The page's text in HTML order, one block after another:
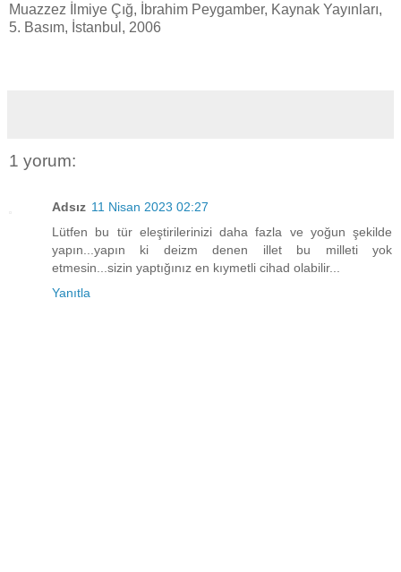
Muazzez İlmiye Çığ, İbrahim Peygamber, Kaynak Yayınları,
5. Basım, İstanbul, 2006
1 yorum:
Adsız 11 Nisan 2023 02:27
Lütfen bu tür eleştirilerinizi daha fazla ve yoğun şekilde
yapın...yapın ki deizm denen illet bu milleti yok
etmesin...sizin yaptığınız en kıymetli cihad olabilir...
Yanıtla